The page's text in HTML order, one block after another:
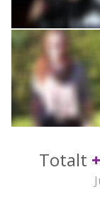
Totalt